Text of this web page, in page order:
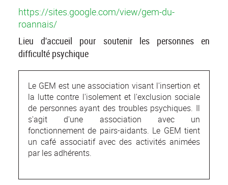
https://sites.google.com/view/gem-du-
roannais/
Lieu d'accueil pour soutenir les personnes en
difficulté psychique
Le GEM est une association visant l'insertion et
la lutte contre l'isolement et l'exclusion sociale
de personnes ayant des troubles psychiques. Il
s'agit d'une association avec un
fonctionnement de pairs-aidants. Le GEM tient
un café associatif avec des activités animées
par les adhérents.